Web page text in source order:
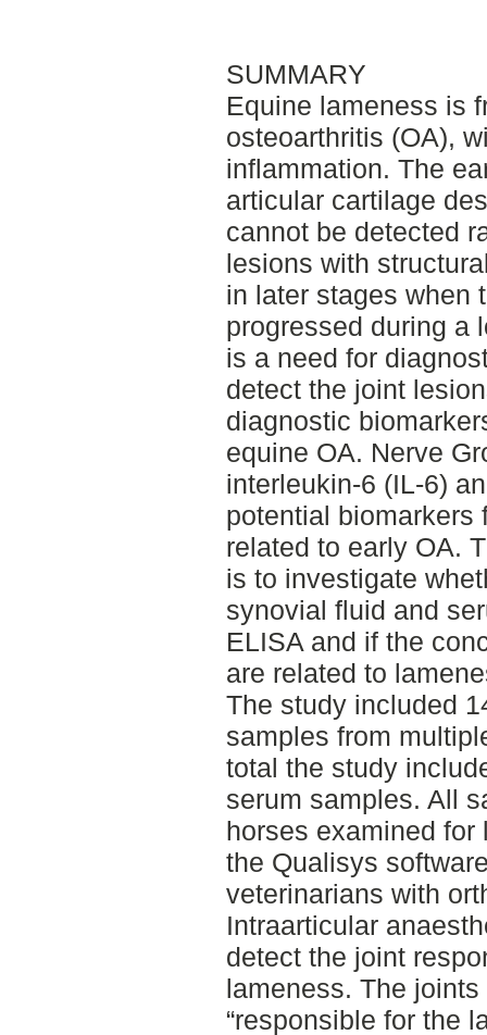
SUMMARY
Equine lameness is
osteoarthritis (OA),
inflammation. The
articular cartilage
cannot be detected
lesions with
in later stages when
progressed during a
is a need for
detect the joint
diagnostic
equine OA. Nerve
interleukin-6 (IL-6)
potential biomarkers
related to early OA.
is to investigate
synovial fluid and
ELISA and if the
are related to
The study included
samples from
total the study
serum samples. All
horses examined
the Qualisys
veterinarians with
Intraarticular
detect the joint
lameness. The
“responsible for the